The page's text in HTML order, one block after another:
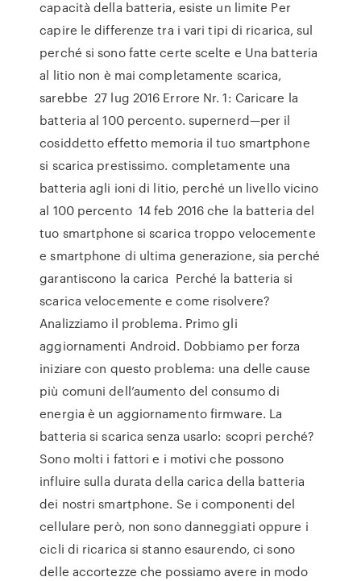
capacità della batteria, esiste un limite Per
capire le differenze tra i vari tipi di ricarica, sul
perché si sono fatte certe scelte e Una batteria
al litio non è mai completamente scarica,
sarebbe 27 lug 2016 Errore Nr. 1: Caricare la
batteria al 100 percento. supernerd—per il
cosiddetto effetto memoria il tuo smartphone
si scarica prestissimo. completamente una
batteria agli ioni di litio, perché un livello vicino
al 100 percento 14 feb 2016 che la batteria del
tuo smartphone si scarica troppo velocemente
e smartphone di ultima generazione, sia perché
garantiscono la carica Perché la batteria si
scarica velocemente e come risolvere?
Analizziamo il problema. Primo gli
aggiornamenti Android. Dobbiamo per forza
iniziare con questo problema: una delle cause
più comuni dell’aumento del consumo di
energia è un aggiornamento firmware. La
batteria si scarica senza usarlo: scopri perché?
Sono molti i fattori e i motivi che possono
influire sulla durata della carica della batteria
dei nostri smartphone. Se i componenti del
cellulare però, non sono danneggiati oppure i
cicli di ricarica si stanno esaurendo, ci sono
delle accortezze che possiamo avere in modo